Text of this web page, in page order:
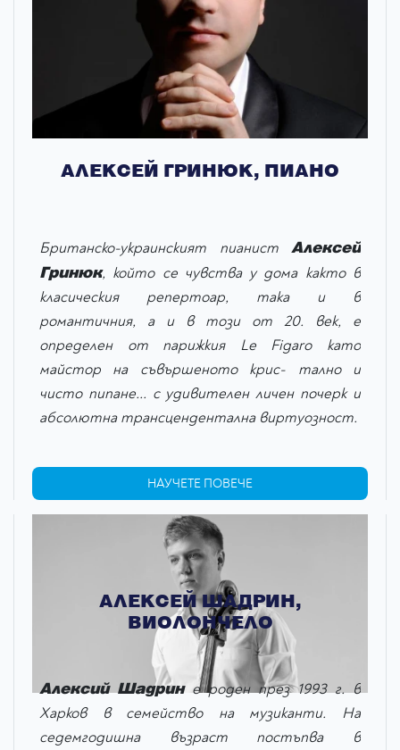
АЛЕКСЕЙ ГРИНЮК, ПИАНО
Британско-украинският пианист Алексей
Гринюк, който се чувства у дома както в
класическия репертоар, така и в
романтичния, а и в този от 20. век, е
определен от парижкия Le Figaro като
майстор на съвършеното крис- тално и
чисто пипане... с удивителен личен почерк и
абсолютна трансцендентална виртуозност.
НАУЧЕТЕ ПОВЕЧЕ
АЛЕКСЕЙ ШАДРИН,
ВИОЛОНЧЕЛО
Алексий Шадрине роден през 1993 г. в
Харков в семейство на музиканти. На
седемгодишна възраст постъпва в